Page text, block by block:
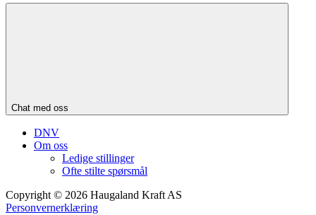
Chat med oss
DNV
Om oss
Ledige stillinger
Ofte stilte spørsmål
Copyright © 2026 Haugaland Kraft AS
Personvernerklæring